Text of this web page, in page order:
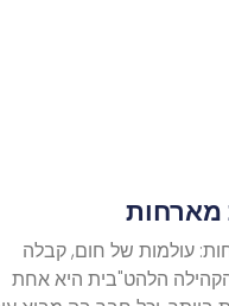
מארחות
עולמות של חום, קבלה
הלהט"בית היא אחת